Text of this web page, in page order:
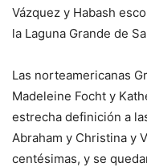
Vázquez y Habash
la Laguna Grande de
Las norteamericanas
Madeleine Focht y
estrecha definición a
Abraham y Christina y
centésimas, y se